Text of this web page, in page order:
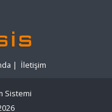
| İletişim
Sistemi